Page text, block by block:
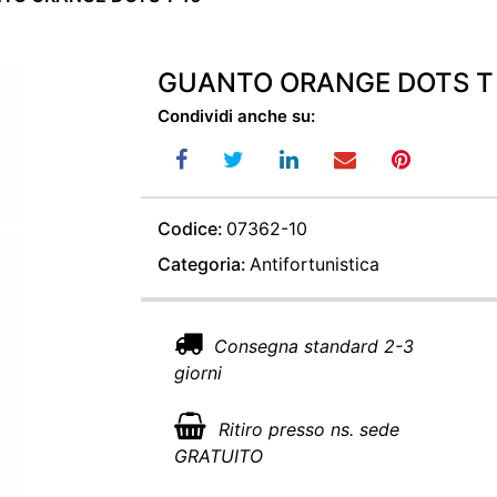
GUANTO ORANGE DOTS
Condividi anche su:
Codice: 07362-10
Categoria: Antifortunistica
Consegna standard 2-3
giorni
Ritiro presso ns. sede
GRATUITO